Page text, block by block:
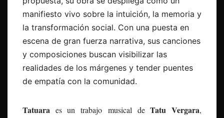
manifiesto vivo sobre la intuición, la memoria y
la transformación social. Con una puesta en
escena de gran fuerza narrativa, sus canciones
y composiciones buscan visibilizar las
realidades de los márgenes y tender puentes
de empatía con la comunidad.
Tatuara es un trabajo musical deTatu Vergara,